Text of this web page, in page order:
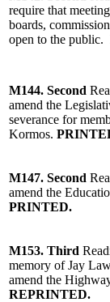
require that
boards,
open to the public.
M144. Second
amend the
severance for
Kormos.
M147. Second
amend the
PRINTED.
M153. Third
memory of Jay
amend the
REPRINTED.